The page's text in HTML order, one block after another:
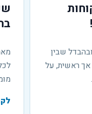
שבין
אך ראשית, על